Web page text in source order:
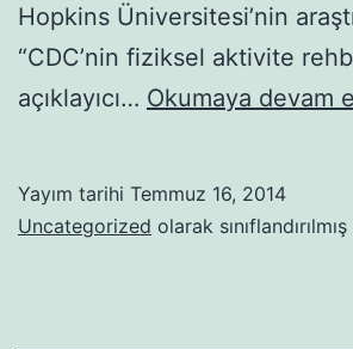
Hopkins Üniversitesi’nin
“CDC’nin fiziksel aktivite
açıklayıcı… Okumaya devam
Yayım tarihi Temmuz 16, 2014
Uncategorized olarak sınıflandırılmış